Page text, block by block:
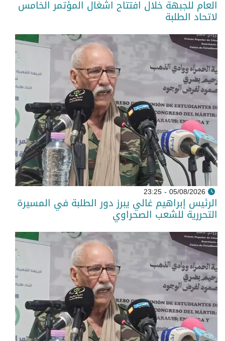
العام للجبهة خلال افتتاح اشغال المؤتمر الخامس
لاتحاد الطلبة
05/08/2026 - 23:25
الرئيس إبراهيم غالي يبرز دور الطلبة في المسيرة
التحررية للشعب الصحراوي